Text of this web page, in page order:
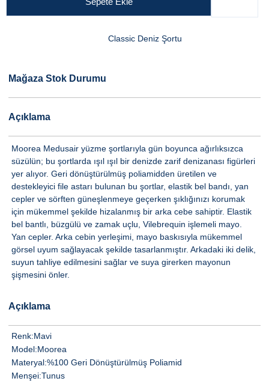
Classic Deniz Şortu
Mağaza Stok Durumu
Açıklama
Moorea Medusair yüzme şortlarıyla gün boyunca ağırlıksızca
süzülün; bu şortlarda ışıl ışıl bir denizde zarif denizanası figürleri
yer alıyor. Geri dönüştürülmüş poliamidden üretilen ve
destekleyici file astarı bulunan bu şortlar, elastik bel bandı, yan
cepler ve sörften güneşlenmeye geçerken şıklığınızı korumak
için mükemmel şekilde hizalanmış bir arka cebe sahiptir. Elastik
bel bantlı, büzgülü ve zamak uçlu, Vilebrequin işlemeli mayo.
Yan cepler. Arka cebin yerleşimi, mayo baskısıyla mükemmel
görsel uyum sağlayacak şekilde tasarlanmıştır. Arkadaki iki delik,
suyun tahliye edilmesini sağlar ve suya girerken mayonun
şişmesini önler.
Açıklama
Renk:Mavi
Model:Moorea
Materyal:%100 Geri Dönüştürülmüş Poliamid
Menşei:Tunus